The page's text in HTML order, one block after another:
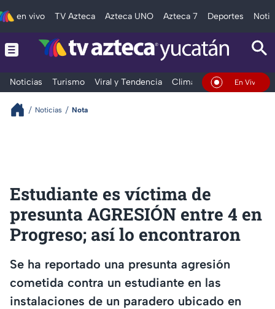
en vivo TV Azteca Azteca UNO Azteca 7 Deportes
Noticias Turismo Viral y Tendencia Clima DeportesEn Vivo
Noticias Nota
Estudiante es víctima de
presunta AGRESIÓN entre 4 en
Progreso; así lo encontraron
Se ha reportado una presunta agresión
cometida contra un estudiante en las
instalaciones de un paradero ubicado en